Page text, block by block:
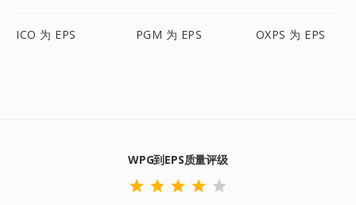
ICO 为 EPS PGM 为 EPS OXPS 为 EPS
WPG到EPS质量评级